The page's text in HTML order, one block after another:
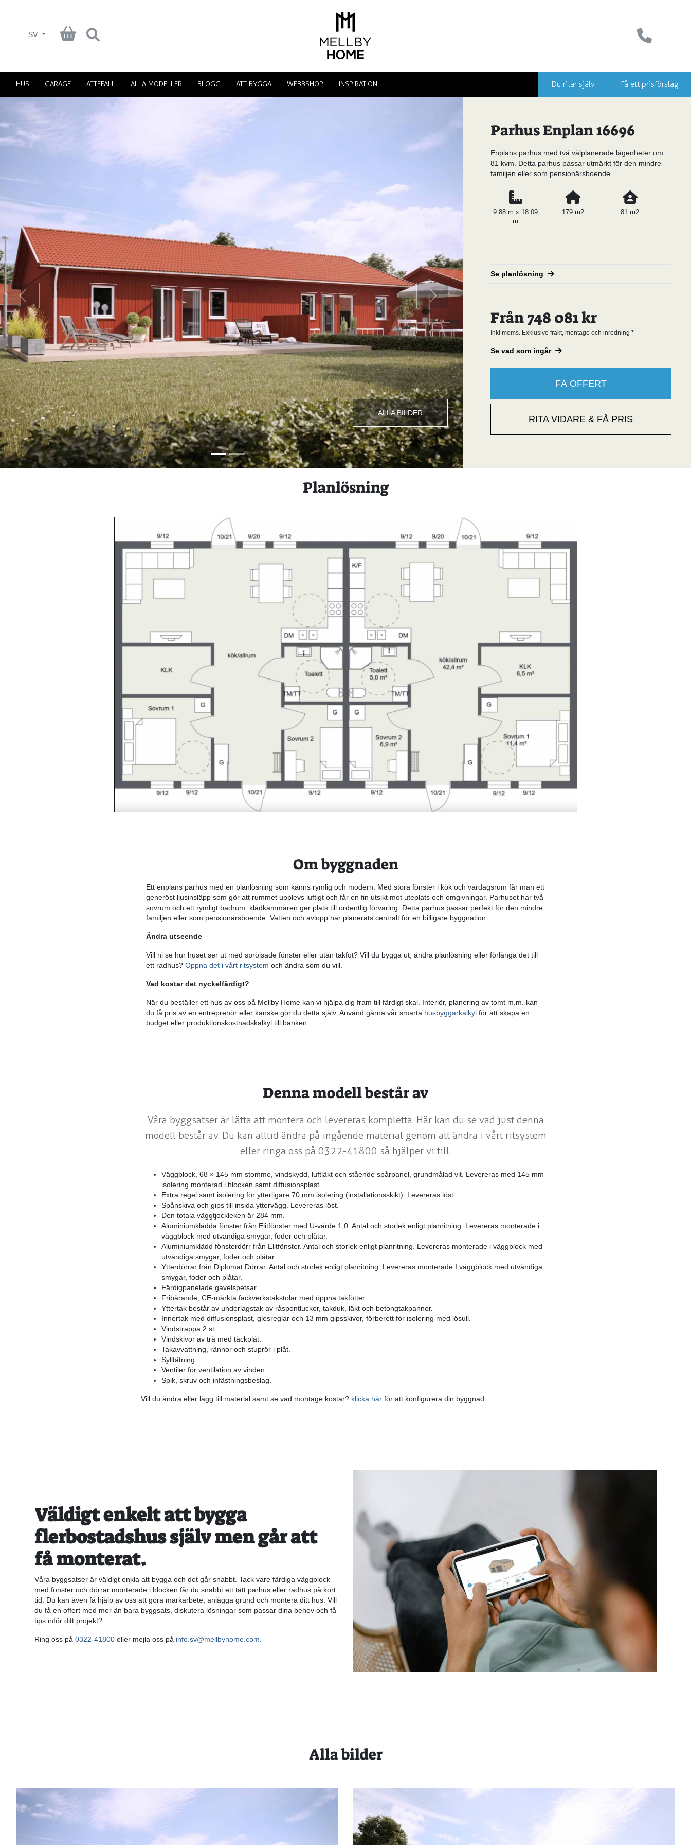
SV
HUS GARAGE ATTEFALL ALLA MODELLER BLOGG ATT BYGGA WEBBSHOP INSPIRATION Du ritar själv Få ett prisförslag
Föregående Next
ALLA BILDER
Parhus Enplan 16696
Enplans parhus med två välplanerade lägenheter om
81 kvm. Detta parhus passar utmärkt för den mindre
familjen eller som pensionärsboende.
9.88 m x 18.09
m
179 m2 81 m2
Se planlösning
Från 748 081 kr
Inkl moms. Exklusive frakt, montage och inredning *
Se vad som ingår
FÅ OFFERT
RITA VIDARE & FÅ PRIS
Planlösning
Om byggnaden
Ett enplans parhus med en planlösning som känns rymlig och modern. Med stora fönster i kök och vardagsrum får man ett
generöst ljusinsläpp som gör att rummet upplevs luftigt och får en fin utsikt mot uteplats och omgivningar. Parhuset har två
sovrum och ett rymligt badrum. klädkammaren ger plats till ordentlig förvaring. Detta parhus passar perfekt för den mindre
familjen eller som pensionärsboende. Vatten och avlopp har planerats centralt för en billigare byggnation.
Ändra utseende
Vill ni se hur huset ser ut med spröjsade fönster eller utan takfot? Vill du bygga ut, ändra planlösning eller förlänga det till
ett radhus?Öppna det i vårt ritsystem och ändra som du vill.
Vad kostar det nyckelfärdigt?
När du beställer ett hus av oss på Mellby Home kan vi hjälpa dig fram till färdigt skal. Interiör, planering av tomt m.m. kan
du få pris av en entreprenör eller kanske gör du detta själv. Använd gärna vår smarta husbyggarkalkylför att skapa en
budget eller produktionskostnadskalkyl till banken.
Denna modell består av
Våra byggsatser är lätta att montera och levereras kompletta. Här kan du se vad just denna
modell består av. Du kan alltid ändra på ingående material genom att ändra i vårt ritsystem
eller ringa oss på 0322-41800 så hjälper vi till.
Väggblock, 68 × 145 mm stomme, vindskydd, luftläkt och stående spårpanel, grundmålad vit. Levereras med 145 mm
isolering monterad i blocken samt diffusionsplast.
Extra regel samt isolering för ytterligare 70 mm isolering (installationsskikt). Levereras löst.
Spånskiva och gips till insida yttervägg. Levereras löst.
Den totala väggtjockleken är 284 mm.
Aluminiumklädda fönster från Elitfönster med U-värde 1,0. Antal och storlek enligt planritning. Levereras monterade i
väggblock med utvändiga smygar, foder och plåtar.
Aluminiumklädd fönsterdörr från Elitfönster. Antal och storlek enligt planritning. Levereras monterade i väggblock med
utvändiga smygar, foder och plåtar.
Ytterdörrar från Diplomat Dörrar. Antal och storlek enligt planritning. Levereras monterade I väggblock med utvändiga
smygar, foder och plåtar.
Färdigpanelade gavelspetsar.
Fribärande, CE-märkta fackverkstakstolar med öppna takfötter.
Yttertak består av underlagstak av råspontluckor, takduk, läkt och betongtakpannor.
Innertak med diffusionsplast, glesreglar och 13 mm gipsskivor, förberett för isolering med lösull.
Vindstrappa 2 st.
Vindskivor av trä med täckplåt.
Takavvattning, rännor och stuprör i plåt.
Sylltätning.
Ventiler för ventilation av vinden.
Spik, skruv och infästningsbeslag.
Vill du ändra eller lägg till material samt se vad montage kostar? klicka härför att konfigurera din byggnad.
Väldigt enkelt att bygga
flerbostadshus själv men går att
få monterat.
Våra byggsatser är väldigt enkla att bygga och det går snabbt. Tack vare färdiga väggblock
med fönster och dörrar monterade i blocken får du snabbt ett tätt parhus eller radhus på kort
tid. Du kan även få hjälp av oss att göra markarbete, anlägga grund och montera ditt hus. Vill
du få en offert med mer än bara byggsats, diskutera lösningar som passar dina behov och få
tips inför ditt projekt?
Ring oss på 0322-41800 eller mejla oss på info.sv@mellbyhome.com
Alla bilder